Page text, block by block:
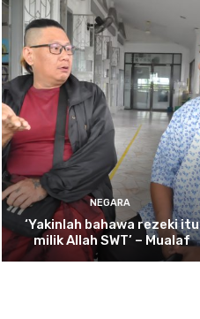
NEGARA
‘Yakinlahbahawa rezeki itu
milik Allah SWT’ – Mualaf